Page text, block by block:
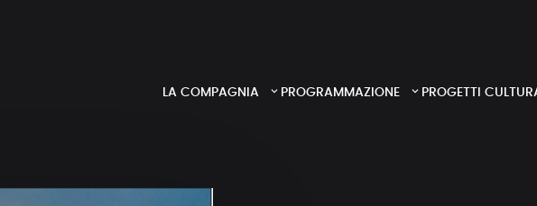
LA COMPAGNIA PROGRAMMAZIONE PROGETTI